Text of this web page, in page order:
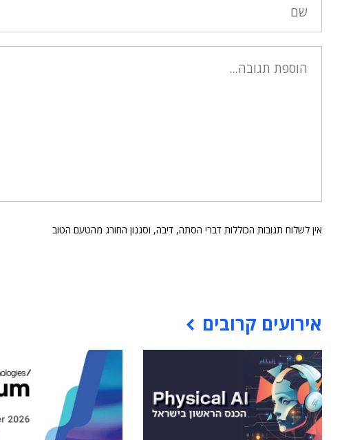
אין לשלוח תגובות הכוללות דברי הסתה, דיבה, וסגנון החורג מהטעם הטוב
אירועים קרובים